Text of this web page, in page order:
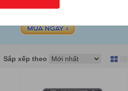
Sắp xếp theo